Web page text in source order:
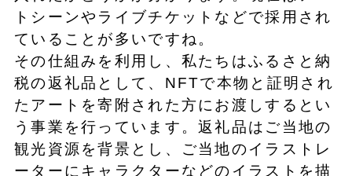
トシーンやライブチケットなどで採用され
ていることが多いですね。
その仕組みを利用し、私たちはふるさと納
税の返礼品として、NFTで本物と証明され
たアートを寄附された方にお渡しするとい
う事業を行っています。返礼品はご当地の
観光資源を背景とし、ご当地のイラストレ
ーターにキャラクターなどのイラストを描